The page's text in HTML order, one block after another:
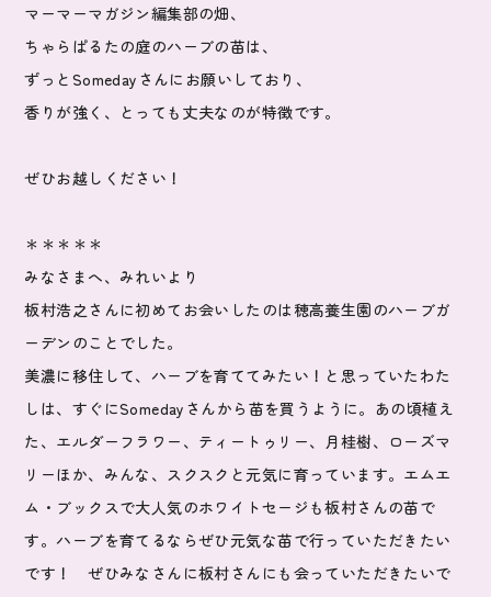
マーマーマガジン編集部の畑、
ちゃらぱるたの庭のハーブの苗は、
ずっとSomedayさんにお願いしており、
香りが強く、とっても丈夫なのが特徴です。
ぜひお越しください！
＊＊＊＊＊
みなさまへ、みれいより
板村浩之さんに初めてお会いしたのは穂高養生園のハーブガ
ーデンのことでした。
美濃に移住して、ハーブを育ててみたい！と思っていたわた
しは、すぐにSomedayさんから苗を買うように。あの頃植え
た、エルダーフラワー、ティートゥリー、月桂樹、ローズマ
リーほか、みんな、スクスクと元気に育っています。エムエ
ム・ブックスで大人気のホワイトセージも板村さんの苗で
す。ハーブを育てるならぜひ元気な苗で行っていただきたい
です！ ぜひみなさんに板村さんにも会っていただきたいで